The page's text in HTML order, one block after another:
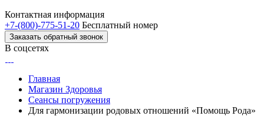
Контактная информация
+7-(800)-775-51-20 Бесплатный номер
Заказать обратный звонок
В соцсетях
Главная
Магазин Здоровья
Сеансы погружения
Для гармонизации родовых отношений «Помощь Рода»